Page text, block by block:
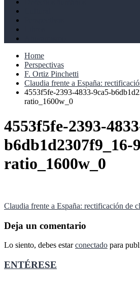
Home
Perspectivas
F. Ortiz Pinchetti
Claudia frente a España:
4553f5fe-2393-4833-9ca5-
ratio_1600w_0
4553f5fe-2393-
b6db1d2307f9_16-
ratio_1600w_0
Navegación
de
entradas
Claudia frente a España: rectificación de
Deja un comentario
Lo siento, debes estarconectado para
ENTÉRESE